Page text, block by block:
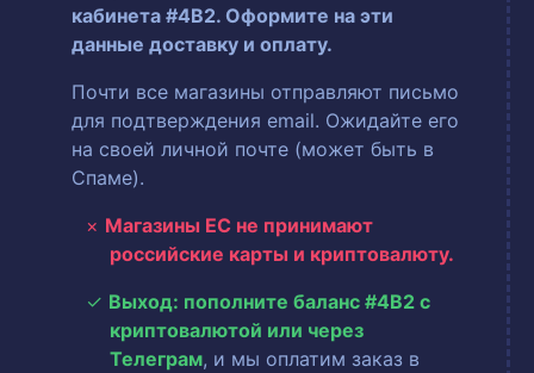
кабинета #4B2. Оформите на эти
данные доставку и оплату.
Почти все магазины отправляют письмо
для подтверждения email. Ожидайте его
на своей личной почте (может быть в
Спаме).
Магазины ЕС не принимают
российские карты и криптовалюту.
Выход: пополните баланс #4B2 с
криптовалютой или через
Телеграм, и мы оплатим заказ в